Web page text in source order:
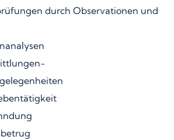
durch Observationen und